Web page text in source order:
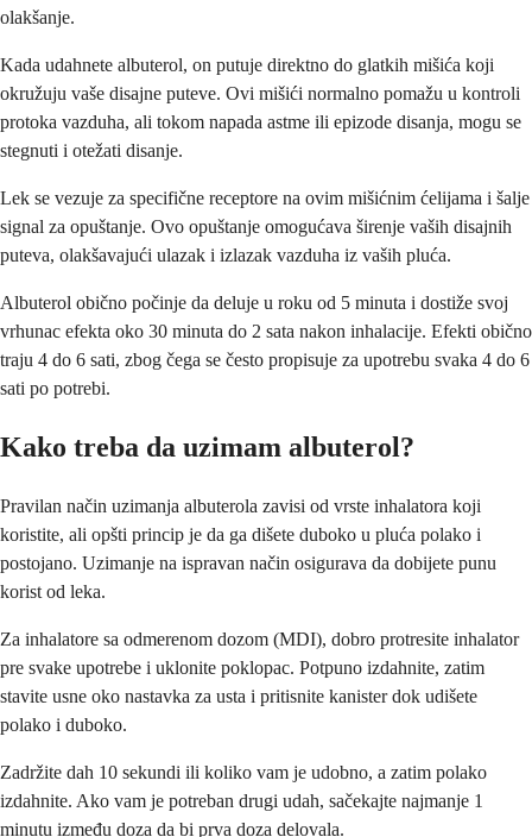
olakšanje.
Kada udahnete albuterol, on putuje direktno do glatkih mišića koji
okružuju vaše disajne puteve. Ovi mišići normalno pomažu u kontroli
protoka vazduha, ali tokom napada astme ili epizode disanja, mogu se
stegnuti i otežati disanje.
Lek se vezuje za specifične receptore na ovim mišićnim ćelijama i šalje
signal za opuštanje. Ovo opuštanje omogućava širenje vaših disajnih
puteva, olakšavajući ulazak i izlazak vazduha iz vaših pluća.
Albuterol obično počinje da deluje u roku od 5 minuta i dostiže svoj
vrhunac efekta oko 30 minuta do 2 sata nakon inhalacije. Efekti obično
traju 4 do 6 sati, zbog čega se često propisuje za upotrebu svaka 4 do 6
sati po potrebi.
Kako treba da uzimam albuterol?
Pravilan način uzimanja albuterola zavisi od vrste inhalatora koji
koristite, ali opšti princip je da ga dišete duboko u pluća polako i
postojano. Uzimanje na ispravan način osigurava da dobijete punu
korist od leka.
Za inhalatore sa odmerenom dozom (MDI), dobro protresite inhalator
pre svake upotrebe i uklonite poklopac. Potpuno izdahnite, zatim
stavite usne oko nastavka za usta i pritisnite kanister dok udišete
polako i duboko.
Zadržite dah 10 sekundi ili koliko vam je udobno, a zatim polako
izdahnite. Ako vam je potreban drugi udah, sačekajte najmanje 1
minutu između doza da bi prva doza delovala.